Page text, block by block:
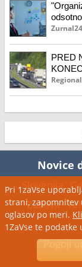
Zurnal24
PRED
Regional
Novice
Slovenija
Zabava
Pogoji
Pri 1zaVse
strani,
oglasov po meri.
1ZaVse te podatke